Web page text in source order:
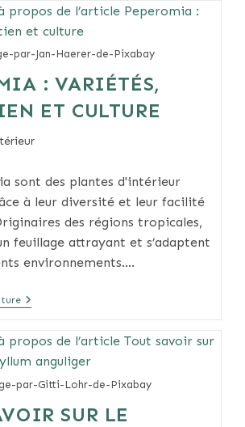
La
Fittonia
Et
Son
Entretien
La
par-Jan-Haerer-de-Pixabay
: VARIÉTÉS,
ET CULTURE
sont des plantes d'intérieur
à leur diversité et leur facilité
des régions tropicales,
feuillage attrayant et s’adaptent
environnements.…
Peperomia
:
Entretien
Et
Culture
par-Gitti-Lohr-de-Pixabay
SUR LE